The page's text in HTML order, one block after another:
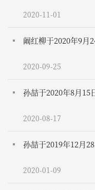
坛
2020-11-01
阚红柳于2020年9月
的园林观——以畅春
2020-09-25
孙喆于2020年8月15
鄂温克戍边卫国历史
2020-08-17
孙喆于2019年12月
“观念、知识与技术
2020-01-09